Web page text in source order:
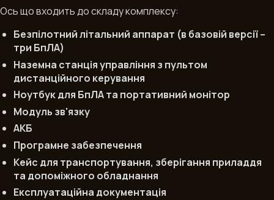
Ось що входить до складу комплексу:
Безпілотний літальний аппарат (в базовій версії –
три БпЛА)
Наземна станція управління з пультом
дистанційного керування
Ноутбук для БпЛА та портативний монітор
Модуль зв'язку
АКБ
Програмне забезпечення
Кейс для транспортування, зберігання приладдя
та допоміжного обладнання
Експлуатаційна документація